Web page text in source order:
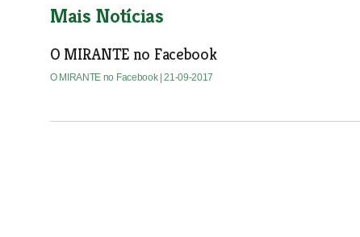
Mais Notícias
O MIRANTE no Facebook
O MIRANTE no Facebook | 21-09-2017